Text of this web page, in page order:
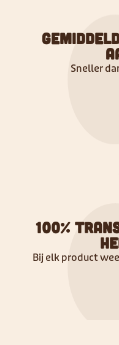
Sneller
100%
Bij elk product